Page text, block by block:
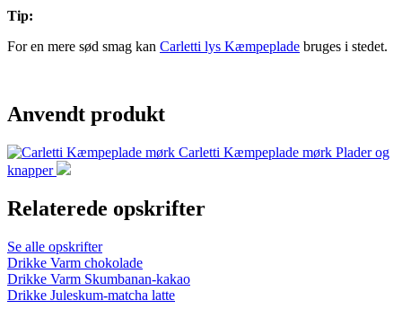
Tip:
For en mere sød smag kan Carletti lys Kæmpeplade bruges i stedet.
Anvendt produkt
Carletti Kæmpeplade mørk Plader og
knapper
Relaterede opskrifter
Se alle opskrifter
Drikke Varm chokolade
Drikke Varm Skumbanan-kakao
Drikke Juleskum-matcha latte